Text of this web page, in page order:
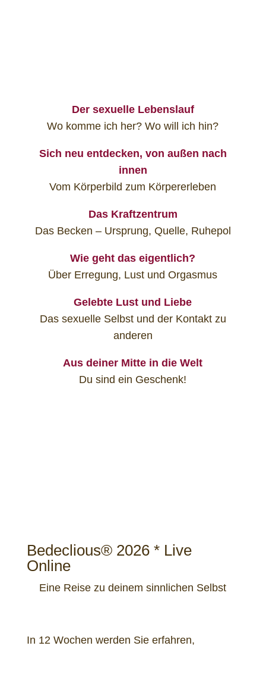
Der sexuelle Lebenslauf
Wo komme ich her? Wo will ich hin?
Sich neu entdecken, von außen nach
innen
Vom Körperbild zum Körpererleben
Das Kraftzentrum
Das Becken – Ursprung, Quelle, Ruhepol
Wie geht das eigentlich?
Über Erregung, Lust und Orgasmus
Gelebte Lust und Liebe
Das sexuelle Selbst und der Kontakt zu
anderen
Aus deiner Mitte in die Welt
Du sind ein Geschenk!
Bedeclious® 2026 * Live
Online
Eine Reise zu deinem sinnlichen Selbst
In 12 Wochen werden Sie erfahren,